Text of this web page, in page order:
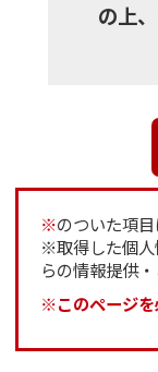
の上
※のついた項
※取得した個人
らの情報提供
※このページを